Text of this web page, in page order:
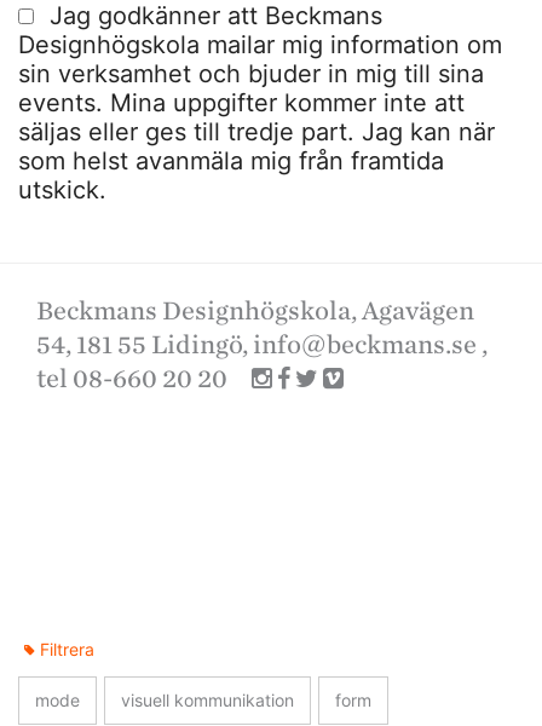
Jag godkänner att Beckmans
Designhögskola mailar mig information om
sin verksamhet och bjuder in mig till sina
events. Mina uppgifter kommer inte att
säljas eller ges till tredje part. Jag kan när
som helst avanmäla mig från framtida
utskick.
Beckmans Designhögskola, Agavägen
54, 181 55 Lidingö, info@beckmans.se ,
tel 08-660 20 20
Filtrera
mode visuell kommunikation form